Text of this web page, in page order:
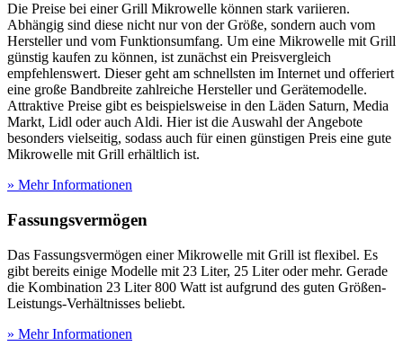
Die Preise bei einer Grill Mikrowelle können stark variieren.
Abhängig sind diese nicht nur von der Größe, sondern auch vom
Hersteller und vom Funktionsumfang. Um eine Mikrowelle mit Grill
günstig kaufen zu können, ist zunächst ein Preisvergleich
empfehlenswert. Dieser geht am schnellsten im Internet und offeriert
eine große Bandbreite zahlreiche Hersteller und Gerätemodelle.
Attraktive Preise gibt es beispielsweise in den Läden Saturn, Media
Markt, Lidl oder auch Aldi. Hier ist die Auswahl der Angebote
besonders vielseitig, sodass auch für einen günstigen Preis eine gute
Mikrowelle mit Grill erhältlich ist.
» Mehr Informationen
Fassungsvermögen
Das Fassungsvermögen einer Mikrowelle mit Grill ist flexibel. Es
gibt bereits einige Modelle mit 23 Liter, 25 Liter oder mehr. Gerade
die Kombination 23 Liter 800 Watt ist aufgrund des guten Größen-
Leistungs-Verhältnisses beliebt.
» Mehr Informationen